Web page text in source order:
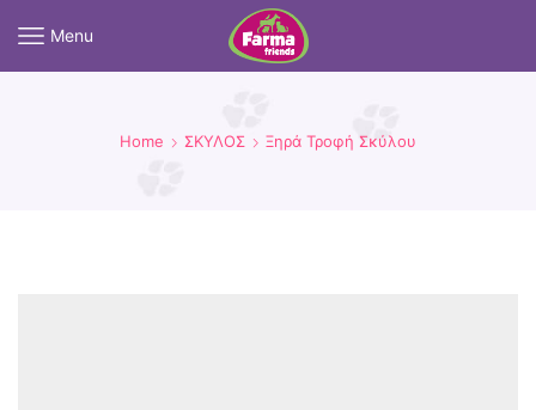
Menu
Home ΣΚΥΛΟΣ Ξηρά Τροφή Σκύλου